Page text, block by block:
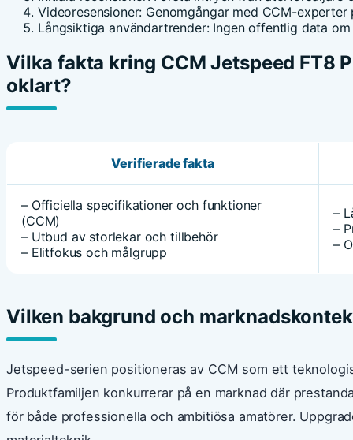
Videoresensioner: Genomgångar med CCM-experter
Långsiktiga användartrender: Ingen offentlig data
Vilka fakta kring CCM Jetspeed FT8
oklart?
Verifierade fakta
– Officiella specifikationer och funktioner
(CCM)
– Utbud av storlekar och tillbehör
– Elitfokus och målgrupp
–
–
–
Vilken bakgrund och
Jetspeed-serien positioneras av CCM som ett
Produktfamiljen konkurrerar på en marknad där
för både professionella och ambitiösa amatörer.